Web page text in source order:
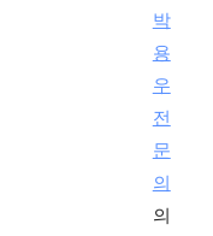
박
용
우
전
문
의
의